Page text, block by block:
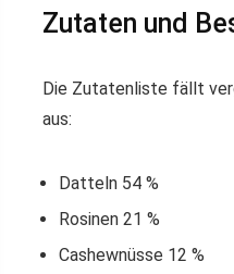
Zutaten und
Die Zutatenliste fällt
aus:
Datteln 54 %
Rosinen 21 %
Cashewnüsse 12 %